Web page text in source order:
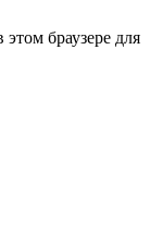
браузере для